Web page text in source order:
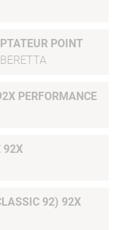
POINT
BERETTA
PERFORMANCE
92X
92) 92X